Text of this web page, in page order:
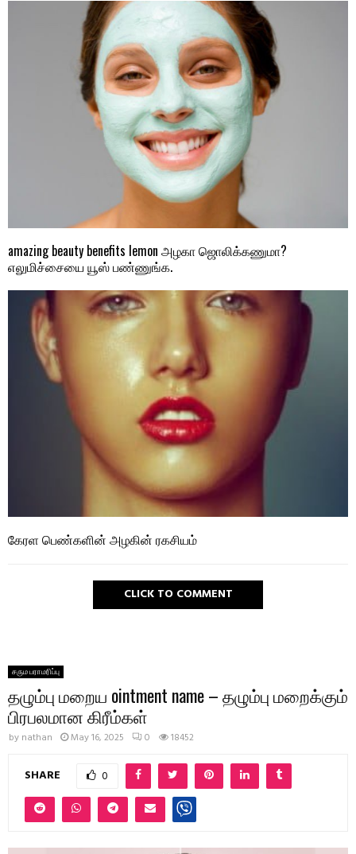
amazing beauty benefits lemon அழகா ஜொலிக்கணுமா?
எலுமிச்சையை யூஸ் பண்ணுங்க.
கேரள பெண்களின் அழகின் ரகசியம்
CLICK TO COMMENT
சரும பராமரிப்பு
தழும்பு மறைய ointment name – தழும்பு மறைக்கும்
பிரபலமான கிரீம்கள்
by nathan May 16, 2025 0 18452
SHARE 0